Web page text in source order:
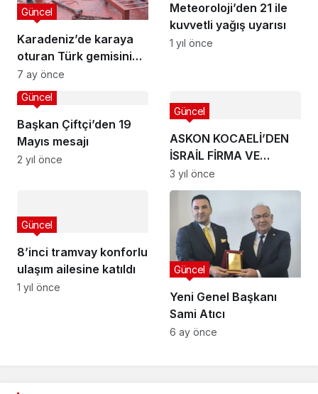
Karadeniz’de karaya
oturan Türk gemisinin
mürettebatı tahliye
edildi
Güncel
7 ay önce
Meteoroloji’den 21 ile
kuvvetli yağış uyarısı
1 yıl önce
Başkan Çiftçi’den 19
Mayıs mesajı
Güncel
2 yıl önce
ASKON KOCAELİ’DEN
İSRAİL FİRMA VE
ÜRÜNLERİNE BOYKOT
Güncel
3 yıl önce
8’inci tramvay konforlu
ulaşım ailesine katıldı
Güncel
1 yıl önce
Yeni Genel Başkanı
Sami Atıcı
Güncel
6 ay önce